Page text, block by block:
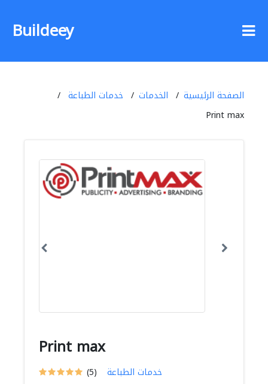
Buildeey
الصفحة الرئيسية الخدمات
خدمات الطباعة
Print max
Print max
(5) خدمات الطباعة